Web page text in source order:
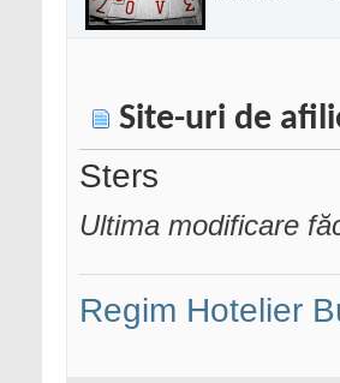
Site-uri de
Sters
Ultima modificare
Regim Hotelier